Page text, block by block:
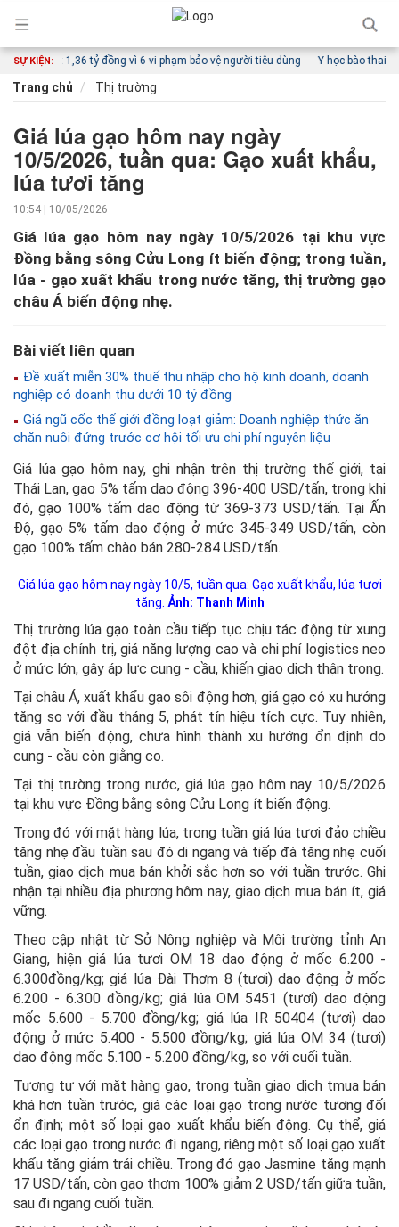
SỰ KIỆN:
phạt 1,36 tỷ đồng vì 6 vi phạm bảo vệ người tiêu dùng Y học bào thai Việt
Trang chủ Thị trường
Giá lúa gạo hôm nay ngày
10/5/2026, tuần qua: Gạo xuất khẩu,
lúa tươi tăng
10:54 | 10/05/2026
Giá lúa gạo hôm nay ngày 10/5/2026 tại khu vực
Đồng bằng sông Cửu Long ít biến động; trong tuần,
lúa - gạo xuất khẩu trong nước tăng, thị trường gạo
châu Á biến động nhẹ.
Bài viết liên quan
Đề xuất miễn 30% thuế thu nhập cho hộ kinh doanh, doanh
nghiệp có doanh thu dưới 10 tỷ đồng
Giá ngũ cốc thế giới đồng loạt giảm: Doanh nghiệp thức ăn
chăn nuôi đứng trước cơ hội tối ưu chi phí nguyên liệu
Giá lúa gạo hôm nay, ghi nhận trên thị trường thế giới, tại
Thái Lan, gạo 5% tấm dao động 396-400 USD/tấn, trong khi
đó, gạo 100% tấm dao động từ 369-373 USD/tấn. Tại Ấn
Độ, gạo 5% tấm dao động ở mức 345-349 USD/tấn, còn
gạo 100% tấm chào bán 280-284 USD/tấn.
Giá lúa gạo hôm nay ngày 10/5, tuần qua: Gạo xuất khẩu, lúa tươi
tăng. Ảnh: Thanh Minh
Thị trường lúa gạo toàn cầu tiếp tục chịu tác động từ xung
đột địa chính trị, giá năng lượng cao và chi phí logistics neo
ở mức lớn, gây áp lực cung - cầu, khiến giao dịch thận trọng.
Tại châu Á, xuất khẩu gạo sôi động hơn, giá gạo có xu hướng
tăng so với đầu tháng 5, phát tín hiệu tích cực. Tuy nhiên,
giá vẫn biến động, chưa hình thành xu hướng ổn định do
cung - cầu còn giằng co.
Tại thị trường trong nước, giá lúa gạo hôm nay 10/5/2026
tại khu vực Đồng bằng sông Cửu Long ít biến động.
Trong đó với mặt hàng lúa, trong tuần giá lúa tươi đảo chiều
tăng nhẹ đầu tuần sau đó di ngang và tiếp đà tăng nhẹ cuối
tuần, giao dịch mua bán khởi sắc hơn so với tuần trước. Ghi
nhận tại nhiều địa phương hôm nay, giao dịch mua bán ít, giá
vững.
Theo cập nhật từ Sở Nông nghiệp và Môi trường tỉnh An
Giang, hiện giá lúa tươi OM 18 dao động ở mốc 6.200 -
6.300đồng/kg; giá lúa Đài Thơm 8 (tươi) dao động ở mốc
6.200 - 6.300 đồng/kg; giá lúa OM 5451 (tươi) dao động
mốc 5.600 - 5.700 đồng/kg; giá lúa IR 50404 (tươi) dao
động ở mức 5.400 - 5.500 đồng/kg; giá lúa OM 34 (tươi)
dao động mốc 5.100 - 5.200 đồng/kg, so với cuối tuần.
Tương tự với mặt hàng gạo, trong tuần giao dịch tmua bán
khá hơn tuần trước, giá các loại gạo trong nước tương đối
ổn định; một số loại gạo xuất khẩu biến động. Cụ thể, giá
các loại gạo trong nước đi ngang, riêng một số loại gạo xuất
khẩu tăng giảm trái chiều. Trong đó gạo Jasmine tăng mạnh
17 USD/tấn, còn gạo thơm 100% giảm 2 USD/tấn giữa tuần,
sau đi ngang cuối tuần.